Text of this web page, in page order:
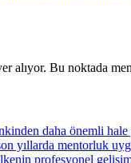
alıyor. Bu noktada